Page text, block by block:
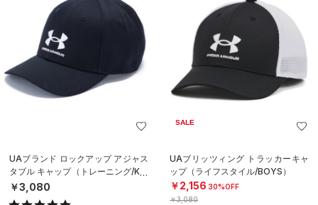
UAブランド ロックアップ アジャス
タブル キャップ（トレーニング/KID
S）
￥3,080
SALE
UAブリッツィング トラッカーキャ
ップ（ライフスタイル/BOYS）
￥2,156 30%OFF
￥3,080